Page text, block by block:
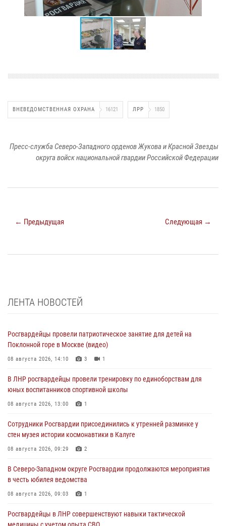
ВНЕВЕДОМСТВЕННАЯ ОХРАНА 16121 ЛРР 1850
Пресс-служба Северо-Западного орденов Жукова и Красной Звезды
округа войск национальной гвардии Российской Федерации
← Предыдущая Следующая →
ЛЕНТА НОВОСТЕЙ
Росгвардейцы провели патриотическое занятие для детей на
Поклонной горе в Москве (видео)
08 августа 2026, 14:10 3 1
В ЛНР росгвардейцы провели тренировку по единоборствам для
юных воспитанников спортивной школы
08 августа 2026, 13:00 1
Сотрудники Росгвардии присоединились к утренней разминке у
стен музея истории космонавтики в Калуге
08 августа 2026, 09:29 2
В Северо-Западном округе Росгвардии продолжаются мероприятия
в честь юбилея ведомства
08 августа 2026, 09:03 1
Росгвардейцы в ЛНР совершенствуют навыки тактической
медицины с учетом опыта СВО